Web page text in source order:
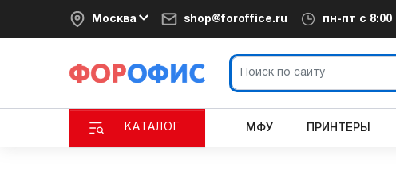
Москва shop@foroffice.ru пн-пт с 8:00
КАТАЛОГ МФУ ПРИНТЕРЫ